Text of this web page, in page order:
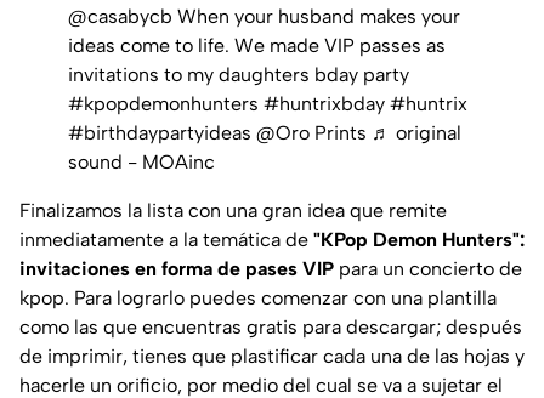
@casabycb When your husband makes your
ideas come to life. We made VIP passes as
invitations to my daughters bday party
#kpopdemonhunters #huntrixbday #huntrix
#birthdaypartyideas @Oro Prints ♬ original
sound - MOAinc
Finalizamos la lista con una gran idea que remite
inmediatamente a la temática de "KPop Demon Hunters":
invitaciones en forma de pases VIP para un concierto de
kpop. Para lograrlo puedes comenzar con una plantilla
como las que encuentras gratis para descargar; después
de imprimir, tienes que plastificar cada una de las hojas y
hacerle un orificio, por medio del cual se va a sujetar el